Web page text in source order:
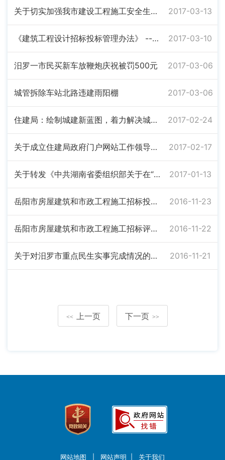
关于切实加强我市建设工程施工安全生产和监管的通知 2017-03-13
《建筑工程设计招标投标管理办法》 --中华人民共和国住房和城乡建设部令第33号 2017-03-10
汨罗一市民买新车放鞭炮庆祝被罚500元 2017-03-06
城管拆除车站北路违建雨阳棚 2017-03-06
住建局：绘制城建新蓝图，着力解决城市病 2017-02-24
关于成立住建局政府门户网站工作领导小组的通知 2017-02-17
关于转发《中共湖南省委组织部关于在“两学一做”学习教育中召开专题组织生活会和 开展民主评议党员的通知》的通知 2017-01-13
岳阳市房屋建筑和市政工程施工招标投标人资格审查暂行办法 2016-11-23
岳阳市房屋建筑和市政工程施工招标评标活动管理暂行规定 2016-11-22
关于对汨罗市重点民生实事完成情况的公示 2016-11-21
<< 上一页 下一页 >>
网站地图 网站声明 关于我们